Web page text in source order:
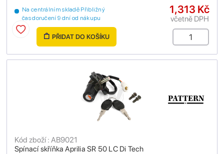
Na centrálním skladě Přibližný
čas doručení 9 dní od nákupu
1,313 Kč
včetně DPH
PŘIDAT DO KOŠÍKU
Spínací skříňka Aprilia SR 50 LC Di Tech
Kód zboží : AB9021